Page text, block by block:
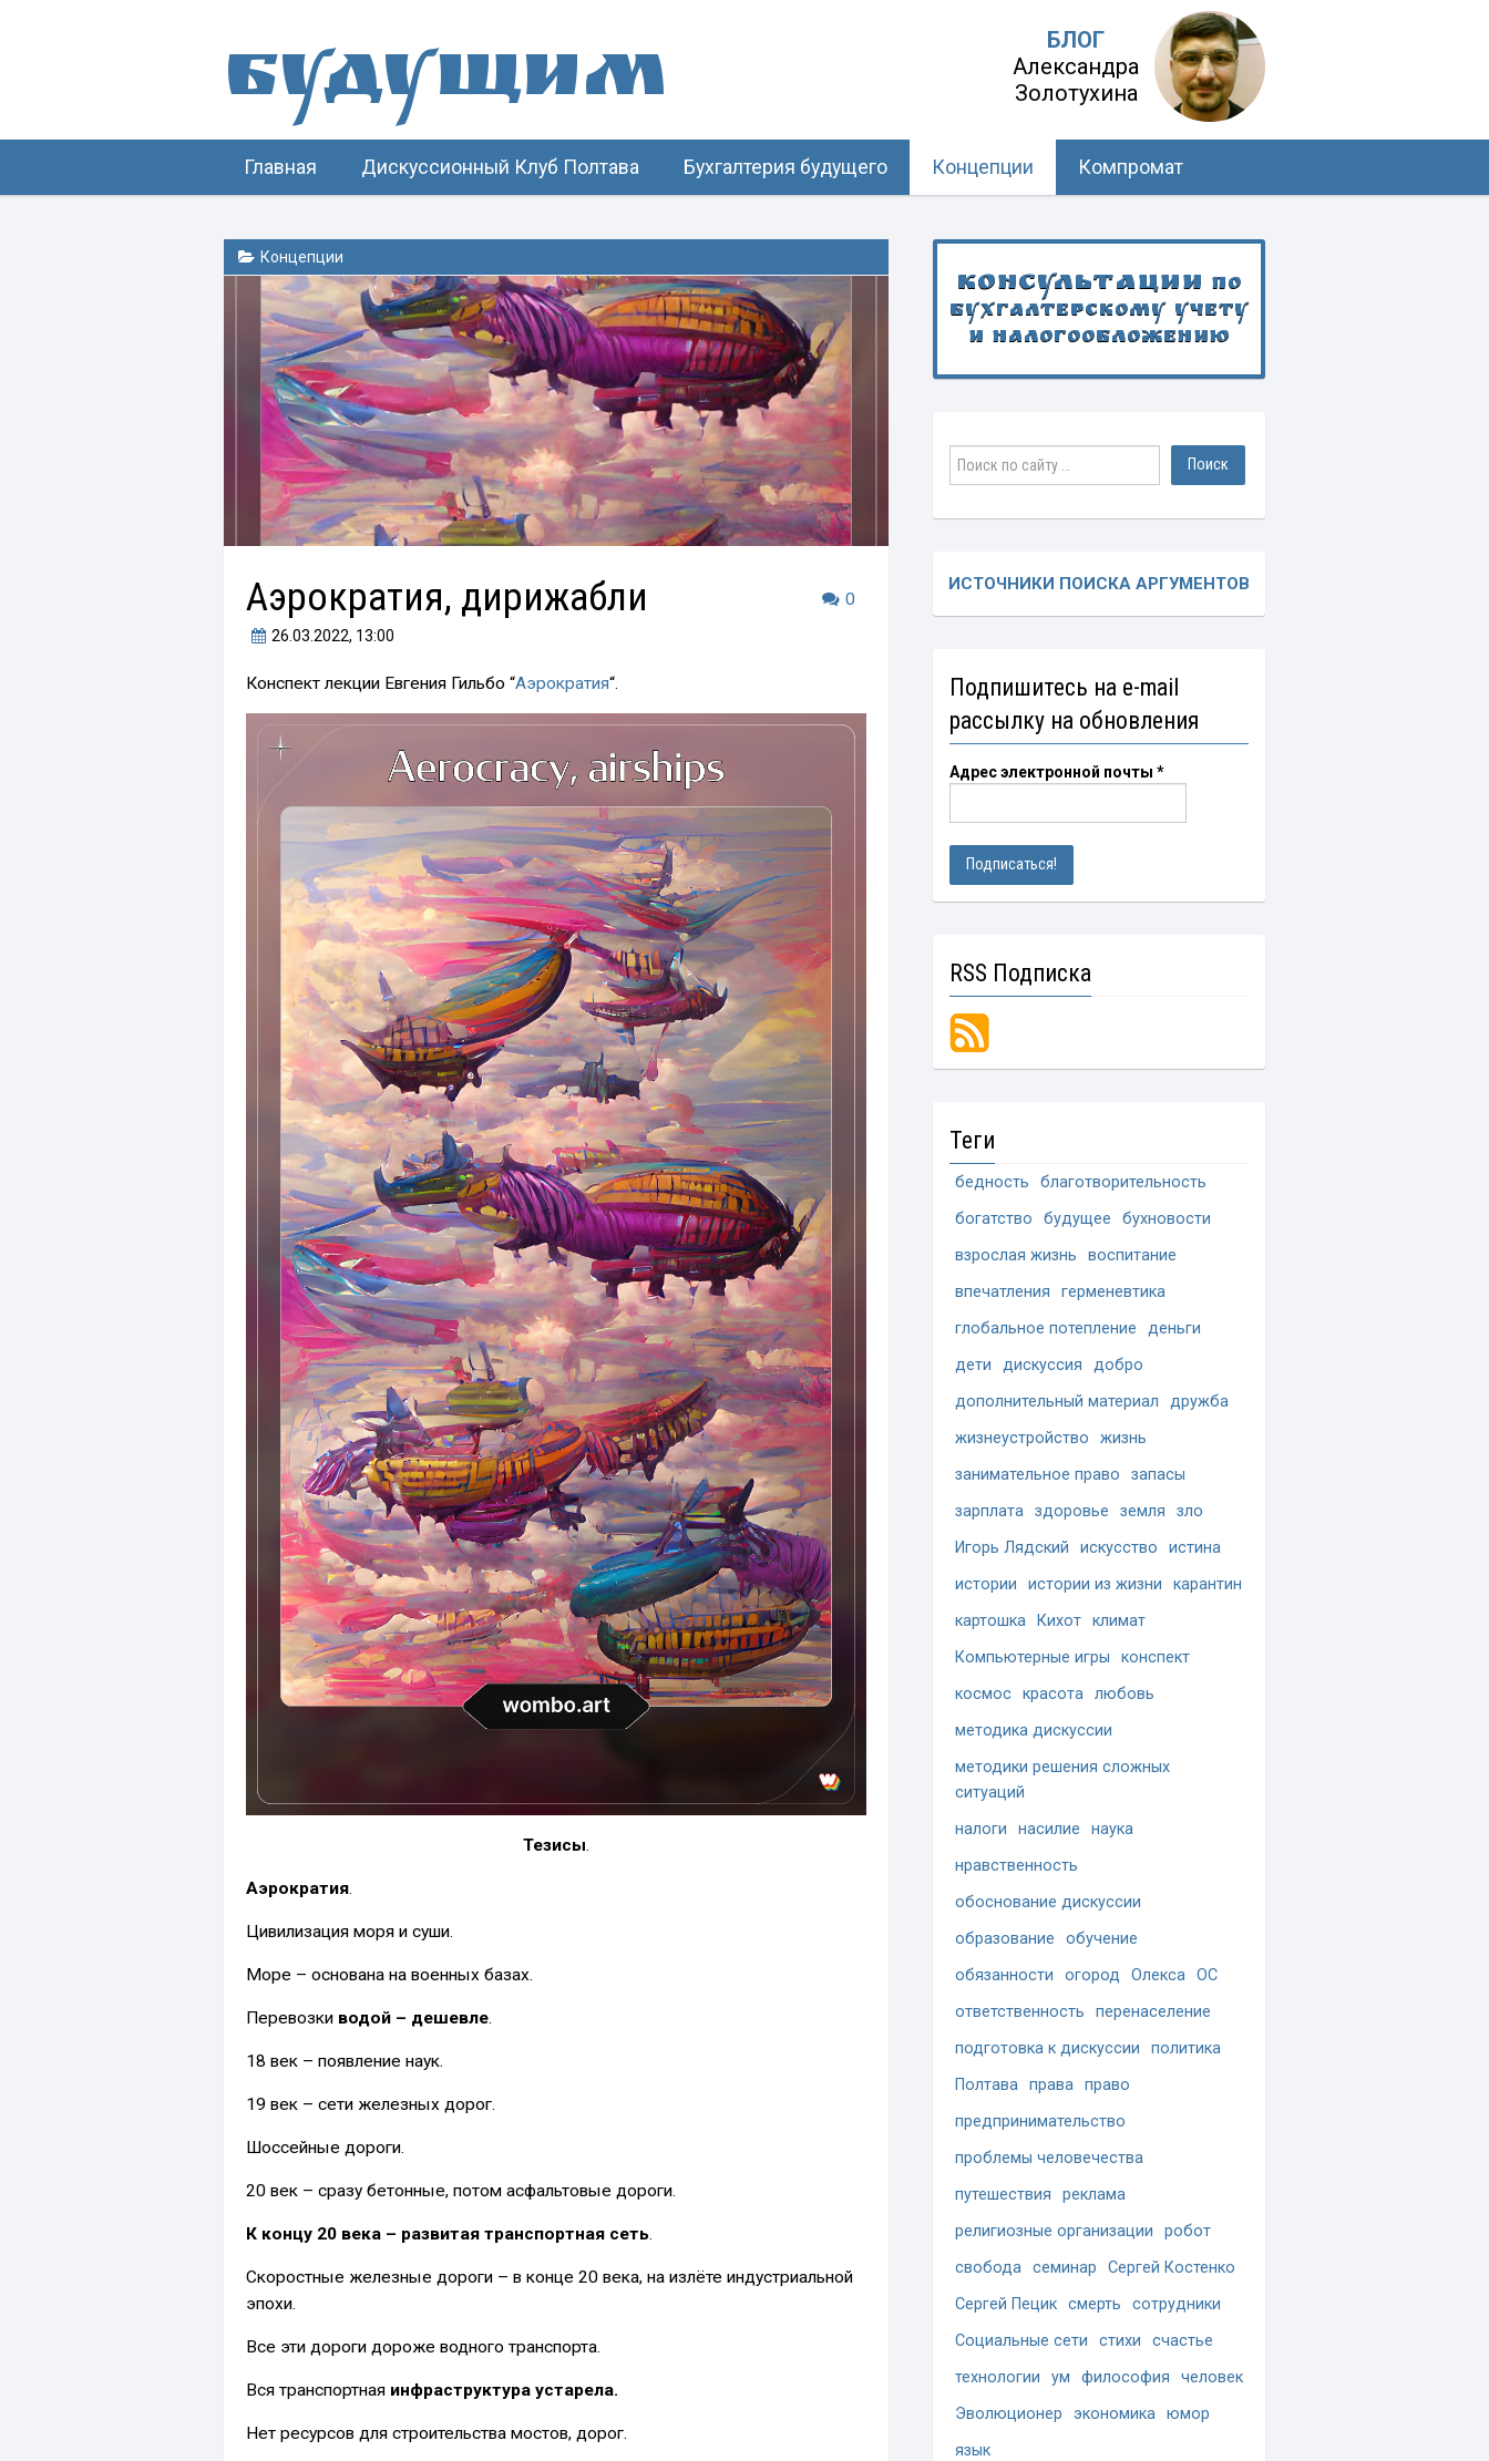
Будущим
БЛОГ
Александра
Золотухина
Главная Дискуссионный Клуб Полтава Бухгалтерия будущего Концепции Компромат
Концепции
0
Аэрократия, дирижабли
26.03.2022, 13:00
Конспект лекции Евгения Гильбо “Аэрократия“.
Тезисы.
Аэрократия.
Цивилизация моря и суши.
Море – основана на военных базах.
Перевозки водой – дешевле.
18 век – появление наук.
19 век – сети железных дорог.
Шоссейные дороги.
20 век – сразу бетонные, потом асфальтовые дороги.
К концу 20 века – развитая транспортная сеть.
Скоростные железные дороги – в конце 20 века, на излёте индустриальной
эпохи.
Все эти дороги дороже водного транспорта.
Вся транспортная инфраструктура устарела.
Нет ресурсов для строительства мостов, дорог.
Консультации по
бухгалтерскому учету
и налогообложению
ИСТОЧНИКИ ПОИСКА АРГУМЕНТОВ
Подпишитесь на e-mail
рассылку на обновления
Адрес электронной почты *
RSS Подписка
Теги
бедность
благотворительность
богатство
будущее
бухновости
взрослая жизнь
воспитание
впечатления
герменевтика
глобальное потепление
деньги
дети
дискуссия
добро
дополнительный материал
дружба
жизнеустройство
жизнь
занимательное право
запасы
зарплата здоровье земля
зло
Игорь Лядский
искусство
истина
истории
истории из жизни
карантин
картошка
Кихот климат
Компьютерные игры
конспект
космос красота любовь
методика дискуссии
методики решения сложных
ситуаций
налоги
насилие
наука
нравственность
обоснование дискуссии
образование
обучение
обязанности
огород Олекса ОС
ответственность
перенаселение
подготовка к дискуссии
политика
Полтава права право
предпринимательство
проблемы человечества
путешествия
реклама
религиозные организации
робот
свобода семинар
Сергей Костенко
Сергей Пецик смерть
сотрудники
Социальные сети
стихи
счастье
технологии
ум философия
человек
Эволюционер
экономика юмор
язык